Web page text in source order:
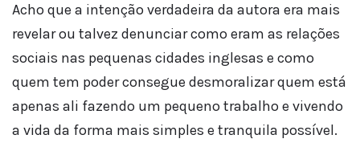
Acho que a intenção verdadeira da autora era mais
revelar ou talvez denunciar como eram as relações
sociais nas pequenas cidades inglesas e como
quem tem poder consegue desmoralizar quem está
apenas ali fazendo um pequeno trabalho e vivendo
a vida da forma mais simples e tranquila possível.